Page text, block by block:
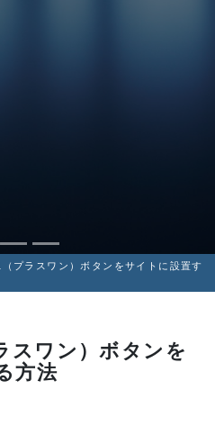
プラスワン）ボタンをサイトに設置す
スワン）ボタンを
方法